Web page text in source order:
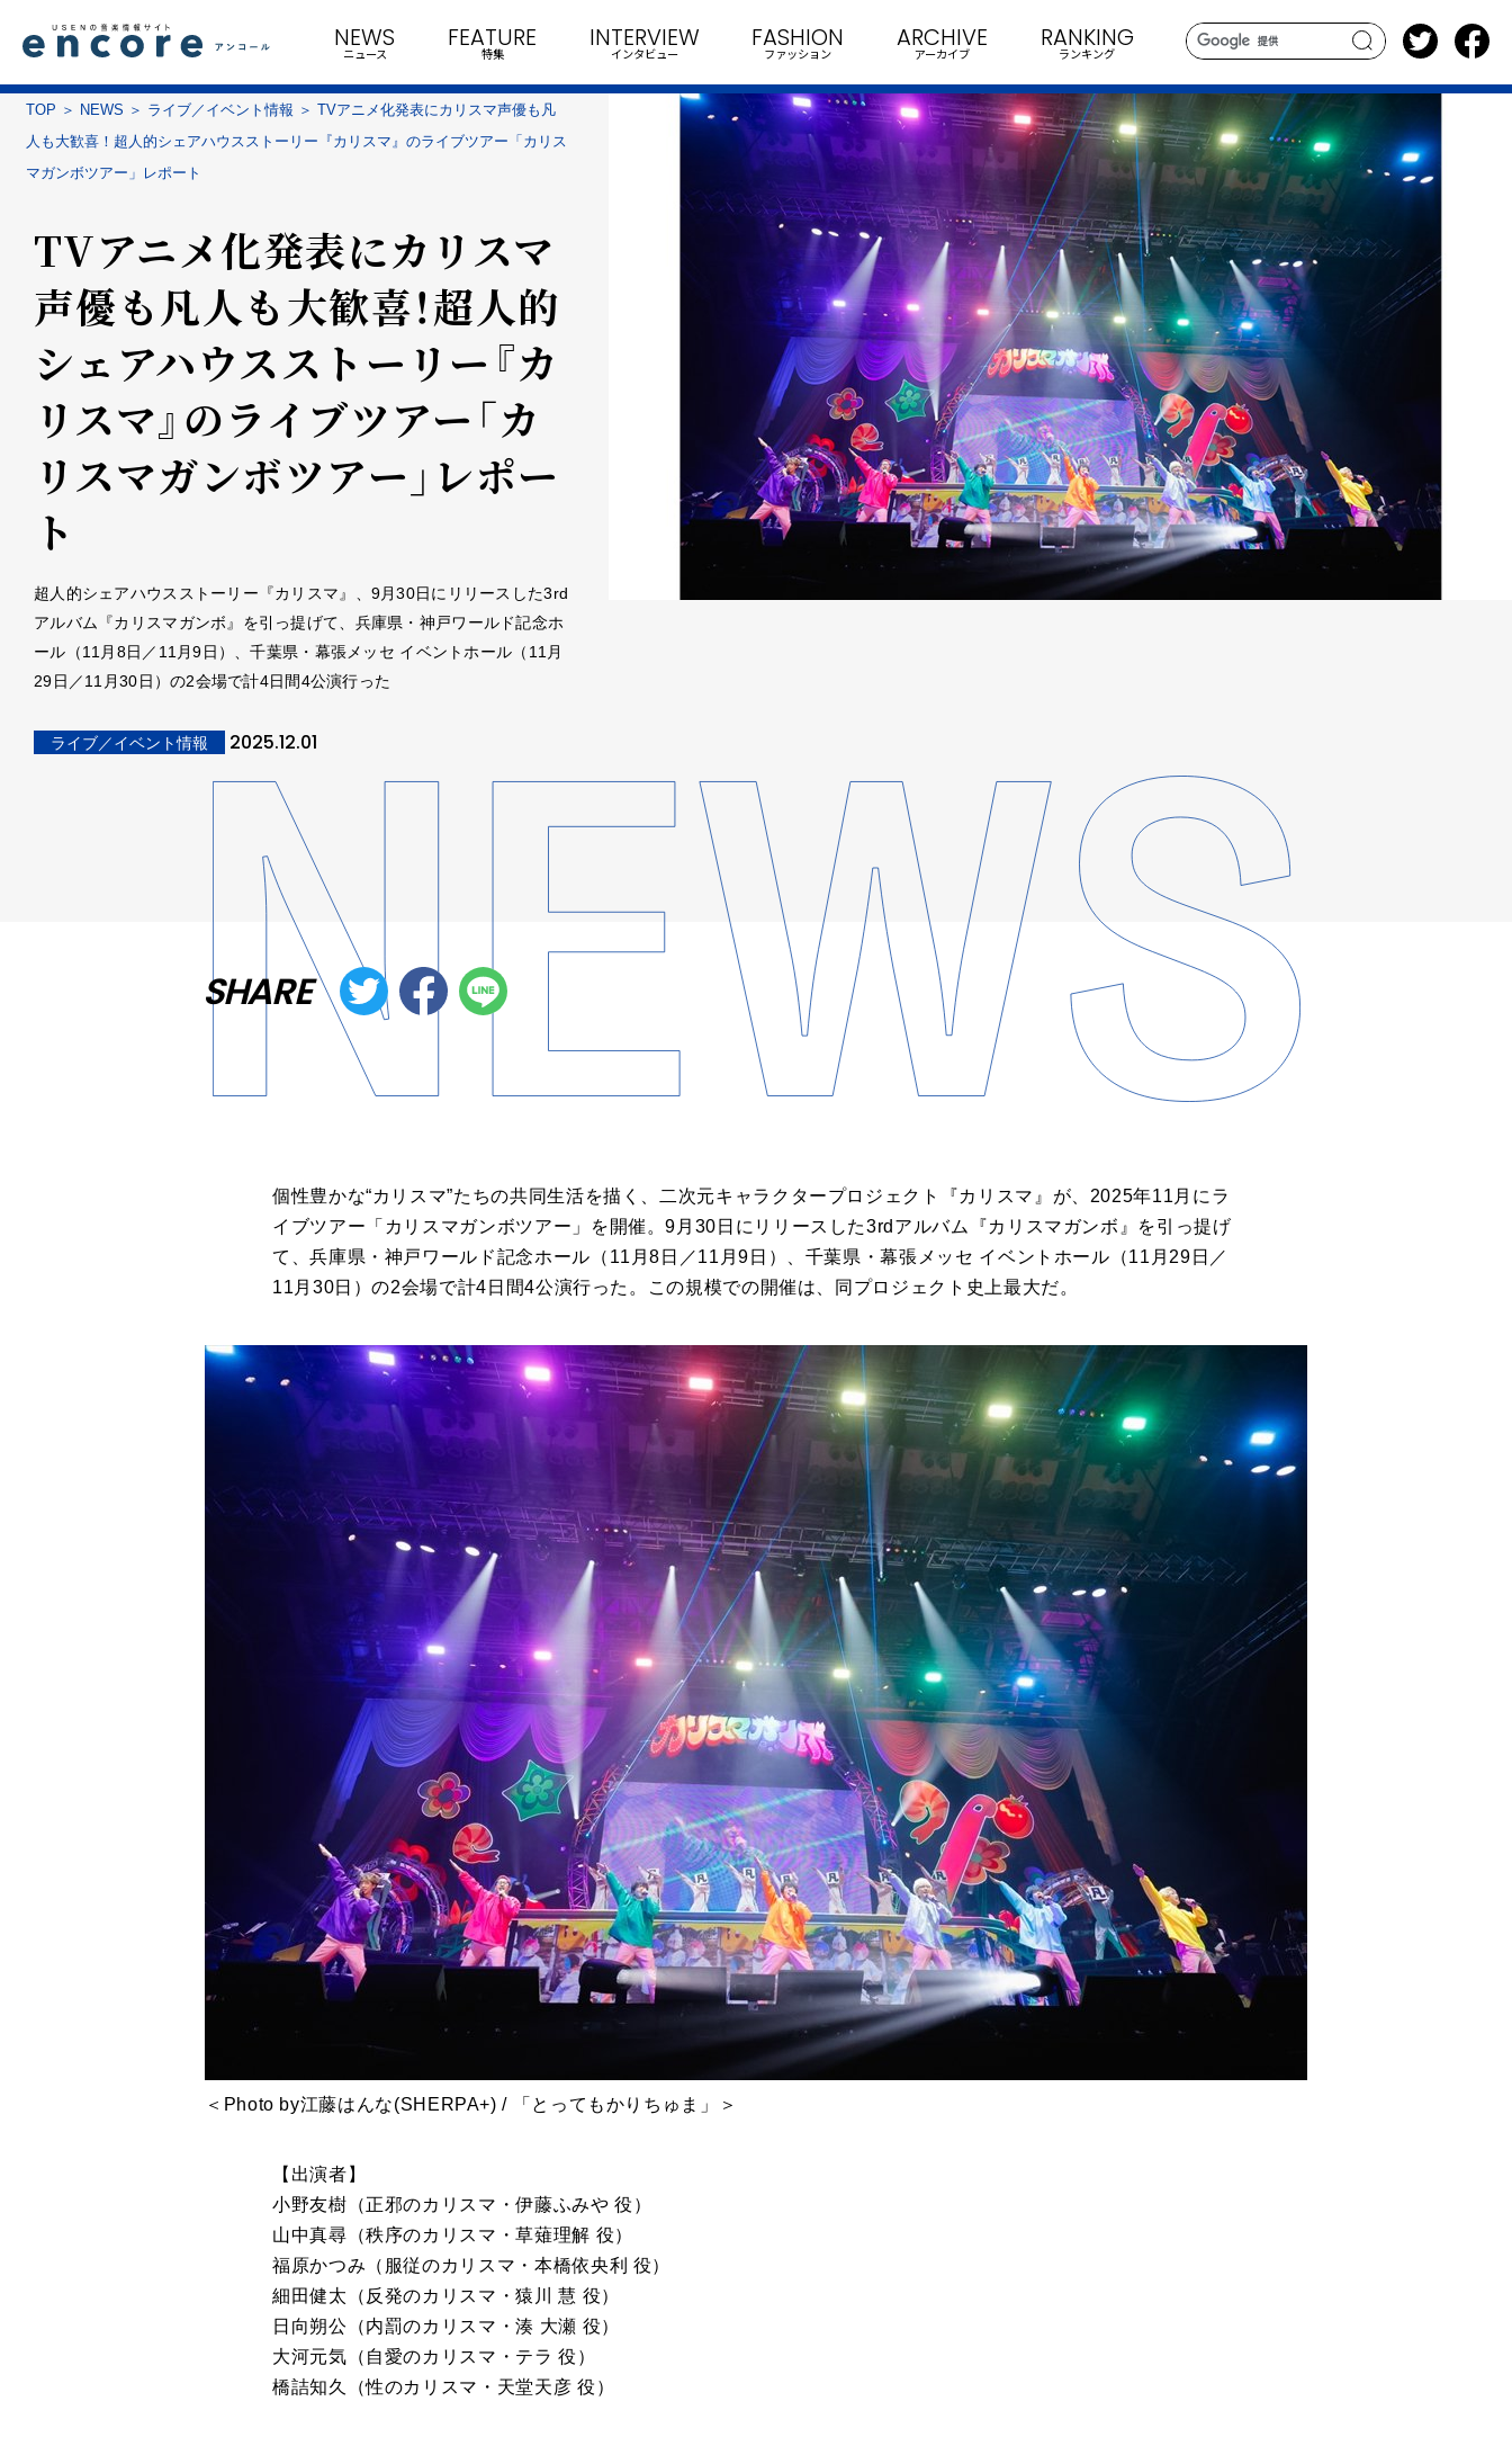
search
NEWS
ニュース
FEATURE
特集
INTERVIEW
インタビュー
FASHION
ファッション
ARCHIVE
アーカイブ
RANKING
ランキング
TOP NEWS ライブ／イベント情報
TVアニメ化発表にカリスマ声優も凡
人も大歓喜！超人的シェアハウスストーリー『カリスマ』のライブツアー「カリス
マガンボツアー」レポート
TVアニメ化発表にカリスマ
声優も凡人も大歓喜！超人的
シェアハウスストーリー『カ
リスマ』のライブツアー「カ
リスマガンボツアー」レポー
ト
超人的シェアハウスストーリー『カリスマ』、9月30日にリリースした3rd
アルバム『カリスマガンボ』を引っ提げて、兵庫県・神戸ワールド記念ホ
ール（11月8日／11月9日）、千葉県・幕張メッセ イベントホール（11月
29日／11月30日）の2会場で計4日間4公演行った
ライブ／イベント情報 2025.12.01
SHARE
個性豊かな“カリスマ”たちの共同生活を描く、二次元キャラクタープロジェクト『カリスマ』が、2025年11月にラ
イブツアー「カリスマガンボツアー」を開催。9月30日にリリースした3rdアルバム『カリスマガンボ』を引っ提げ
て、兵庫県・神戸ワールド記念ホール（11月8日／11月9日）、千葉県・幕張メッセ イベントホール（11月29日／
11月30日）の2会場で計4日間4公演行った。この規模での開催は、同プロジェクト史上最大だ。
＜Photo by江藤はんな(SHERPA+) / 「とってもかりちゅま」＞
【出演者】
小野友樹（正邪のカリスマ・伊藤ふみや 役）
山中真尋（秩序のカリスマ・草薙理解 役）
福原かつみ（服従のカリスマ・本橋依央利 役）
細田健太（反発のカリスマ・猿川 慧 役）
日向朔公（内罰のカリスマ・湊 大瀬 役）
大河元気（自愛のカリスマ・テラ 役）
橋詰知久（性のカリスマ・天堂天彦 役）